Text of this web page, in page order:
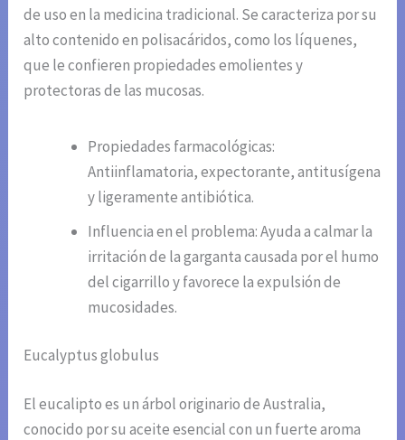
de uso en la medicina tradicional. Se caracteriza por su
alto contenido en polisacáridos, como los líquenes,
que le confieren propiedades emolientes y
protectoras de las mucosas.
Propiedades farmacológicas:
Antiinflamatoria, expectorante, antitusígena
y ligeramente antibiótica.
Influencia en el problema: Ayuda a calmar la
irritación de la garganta causada por el humo
del cigarrillo y favorece la expulsión de
mucosidades.
Eucalyptus globulus
El eucalipto es un árbol originario de Australia,
conocido por su aceite esencial con un fuerte aroma